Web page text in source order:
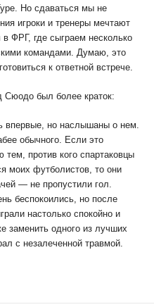
Но сдаваться мы не
игроки и тренеры мечтают
ФРГ, где сыграем несколько
командами. Думаю, это
к ответной встрече.
Сюодо был более краток:
впервые, но наслышаны о нем.
обычного. Если это
тем, против кого спартаковцы
моих футболистов, то они
— не пропустили гол.
беспокоились, но после
настолько спокойно и
заменить одного из лучших
с незалеченной травмой.